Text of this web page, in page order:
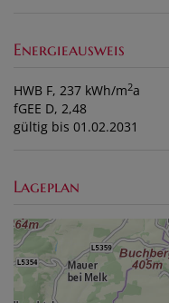
Energieausweis
HWB F, 237 kWh/m2a
fGEE D, 2,48
gültig bis 01.02.2031
Lageplan